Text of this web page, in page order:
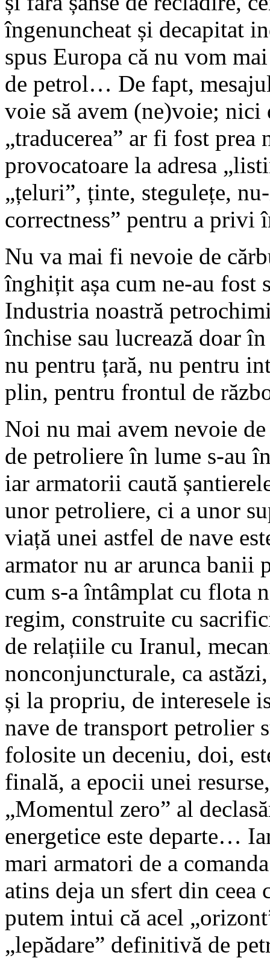
îngenuncheat și decapitat
spus Europa că nu vom
de petrol… De fapt,
voie să avem (ne)voie;
„traducerea” ar fi fost prea
provocatoare la adresa
„țeluri”, ținte, stegulețe,
correctness” pentru a
Nu va mai fi nevoie de
înghițit așa cum ne-au
Industria noastră
închise sau lucrează doar
nu pentru țară, nu pentru
plin, pentru frontul de
Noi nu mai avem nevoie
de petroliere în lume s-au
iar armatorii caută
unor petroliere, ci a unor
viață unei astfel de nave
armator nu ar arunca banii
cum s-a întâmplat cu flota
regim, construite cu
de relațiile cu Iranul,
nonconjuncturale, ca
și la propriu, de interesele
nave de transport petrolier
folosite un deceniu, doi,
finală, a epocii unei
„Momentul zero” al
energetice este departe…
mari armatori de a
atins deja un sfert din
putem intui că acel
„lepădare” definitivă de